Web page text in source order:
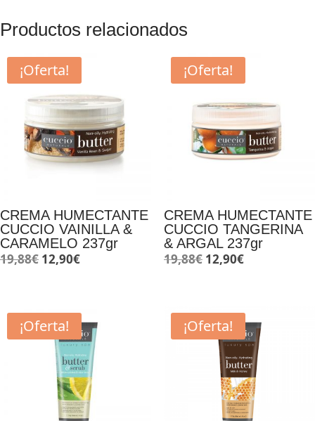
cantidad
Productos relacionados
¡Oferta!
CREMA HUMECTANTE
CUCCIO VAINILLA &
CARAMELO 237gr
19,88€ El
era:
19,88€.
12,90€El
es:
12,90€.
¡Oferta!
CREMA HUMECTANTE
CUCCIO TANGERINA
& ARGAL 237gr
19,88€ El
era:
19,88€.
12,90€El
es:
12,90€.
¡Oferta! ¡Oferta!